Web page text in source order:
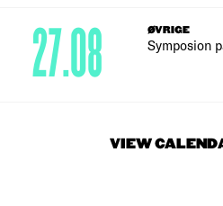
ØVRIGE
Symposion
27.08
VIEW